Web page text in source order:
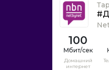
100
Домашний
интернет